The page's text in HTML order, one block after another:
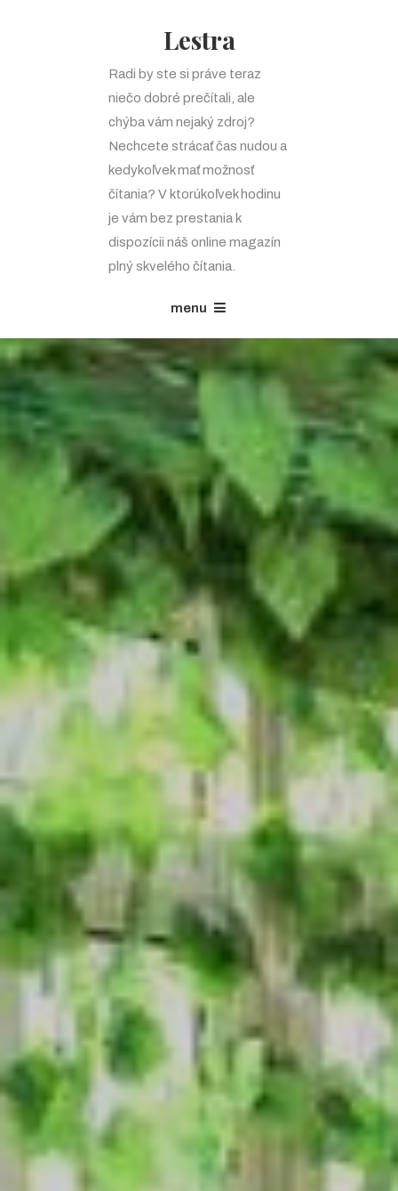
Lestra
Radi by ste si práve teraz
niečo dobré prečítali, ale
chýba vám nejaký zdroj?
Nechcete strácať čas nudou a
kedykoľvek mať možnosť
čítania? V ktorúkoľvek hodinu
je vám bez prestania k
dispozícii náš online magazín
plný skvelého čítania.
menu